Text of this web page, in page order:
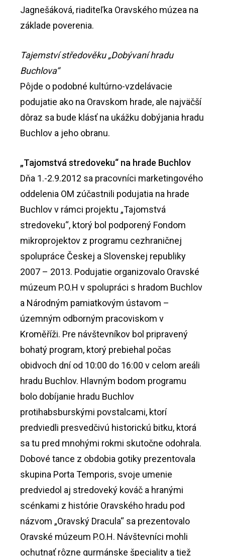
Jagnešáková, riaditeľka Oravského múzea na
základe poverenia.
Tajemství středověku „Dobývaní hradu
Buchlova“
Pôjde o podobné kultúrno-vzdelávacie
podujatie ako na Oravskom hrade, ale najväčší
dôraz sa bude klásť na ukážku dobýjania hradu
Buchlov a jeho obranu.
„Tajomstvá stredoveku“ na hrade Buchlov
Dňa 1.-2.9.2012 sa pracovníci marketingového
oddelenia OM zúčastnili podujatia na hrade
Buchlov v rámci projektu „Tajomstvá
stredoveku“, ktorý bol podporený Fondom
mikroprojektov z programu cezhraničnej
spolupráce Českej a Slovenskej republiky
2007 – 2013. Podujatie organizovalo Oravské
múzeum P.O.H v spolupráci s hradom Buchlov
a Národným pamiatkovým ústavom –
územným odborným pracoviskom v
Kroměříži. Pre návštevníkov bol pripravený
bohatý program, ktorý prebiehal počas
obidvoch dní od 10:00 do 16:00 v celom areáli
hradu Buchlov. Hlavným bodom programu
bolo dobíjanie hradu Buchlov
protihabsburskými povstalcami, ktorí
predviedli presvedčivú historickú bitku, ktorá
sa tu pred mnohými rokmi skutočne odohrala.
Dobové tance z obdobia gotiky prezentovala
skupina Porta Temporis, svoje umenie
predviedol aj stredoveký kováč a hranými
scénkami z histórie Oravského hradu pod
názvom „Oravský Dracula“ sa prezentovalo
Oravské múzeum P.O.H. Návštevníci mohli
ochutnať rôzne gurmánske špeciality a tiež